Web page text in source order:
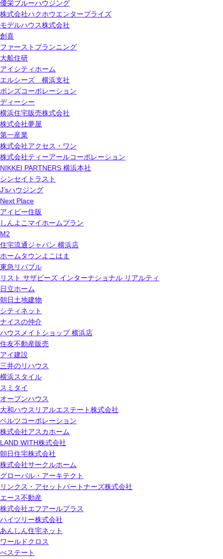
優栄ブルーハウジング
株式会社ハクホウエンタープライズ
モデルハウス株式会社
創喜
ファーストプランニング
大船住研
アイシティホーム
エルシーズ 横浜支社
ボンズコーポレーション
ディーシー
横浜住宅販売株式会社
株式会社夢屋
第一産業
株式会社アクセス・ワン
株式会社ティーアールコーポレーション
NIKKEI PARTNERS 横浜本社
シンセイトラスト
J’sハウジング
Next Place
アイビー住販
しんよこマイホームプラン
M2
住宅流通ジャパン 横浜店
ホームタウンよこはま
東急リバブル
リスト サザビーズ インターナショナル リアルティ
日立ホーム
朝日土地建物
シティネット
ナイスの仲介
ハウスメイトショップ 横浜店
住友不動産販売
アイ建設
三井のリハウス
横浜スタイル
スミタイ
オープンハウス
大和ハウスリアルエステート株式会社
ベルツコーポレーション
株式会社アスカホーム
LAND WITH株式会社
朝日住宅株式会社
株式会社サークルホーム
グローバル・アーキテクト
リンクス・アセットパートナーズ株式会社
エース不動産
株式会社エフアールプラス
ハイツリー株式会社
あんしん住宅ネット
ワールドクロス
べステート